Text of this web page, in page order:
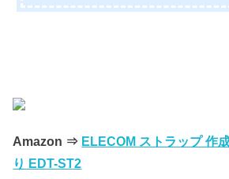
Amazon ⇒ ELECOM ストラップ 作
り EDT-ST2